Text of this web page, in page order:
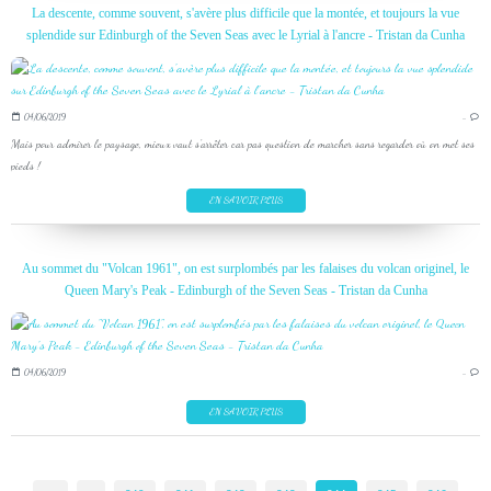
La descente, comme souvent, s'avère plus difficile que la montée, et toujours la vue
splendide sur Edinburgh of the Seven Seas avec le Lyrial à l'ancre - Tristan da Cunha
04/06/2019 …
Mais pour admirer le paysage, mieux vaut s'arrêter car pas question de marcher sans regarder où on met ses
pieds !
EN SAVOIR PLUS
Au sommet du "Volcan 1961", on est surplombés par les falaises du volcan originel, le
Queen Mary's Peak - Edinburgh of the Seven Seas - Tristan da Cunha
04/06/2019 …
EN SAVOIR PLUS